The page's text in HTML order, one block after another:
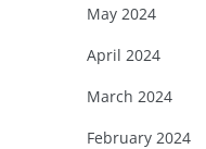
May 2024
April 2024
March 2024
February 2024